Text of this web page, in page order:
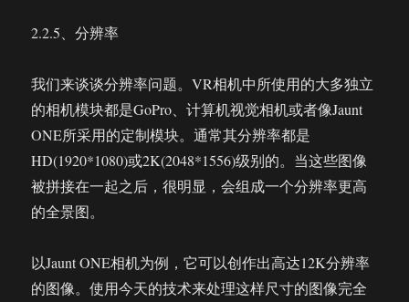
2.2.5、分辨率
我们来谈谈分辨率问题。VR相机中所使用的大多独立
的相机模块都是GoPro、计算机视觉相机或者像Jaunt
ONE所采用的定制模块。通常其分辨率都是
HD(1920*1080)或2K(2048*1556)级别的。当这些图像
被拼接在一起之后，很明显，会组成一个分辨率更高
的全景图。
以Jaunt ONE相机为例，它可以创作出高达12K分辨率
的图像。使用今天的技术来处理这样尺寸的图像完全